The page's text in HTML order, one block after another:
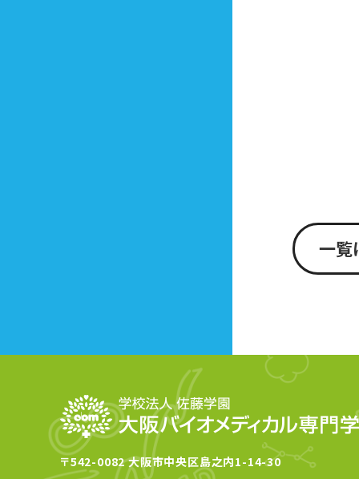
一覧
〒542-0082 大阪市中央区島之内1-14-30